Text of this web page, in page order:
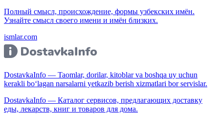
Полный смысл, происхождение, формы узбекских имён.
Узнайте смысл своего имени и имён близких.
ismlar.com
DostavkaInfo — Taomlar, dorilar, kitoblar va boshqa uy uchun
kerakli bo‘lagan narsalarni yetkazib berish xizmatlari bor servislar.
DostavkaInfo — Каталог сервисов, предлагающих доставку
еды, лекарств, книг и товаров для дома.